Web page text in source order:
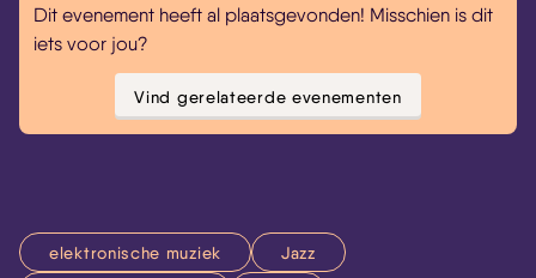
Dit evenement heeft al plaatsgevonden! Misschien is dit
iets voor jou?
Vind gerelateerde evenementen
elektronische muziek
Jazz